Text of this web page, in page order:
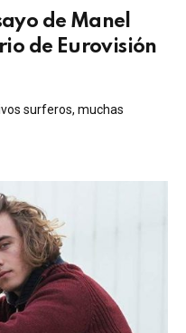
de Manel
de Eurovisión
surferos, muchas